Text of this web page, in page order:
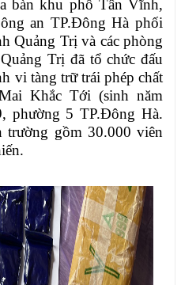
bàn khu phố Tân Vĩnh,
an TP.Đông Hà phối
Quảng Trị và các phòng
Trị đã tổ chức đấu
vi tàng trữ trái phép chất
Khắc Tới (sinh năm
phường 5 TP.Đông Hà.
trường gồm 30.000 viên